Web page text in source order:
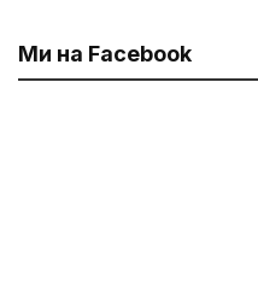
Ми на Facebook